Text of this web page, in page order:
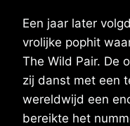
Een jaar later
vrolijke pophit
The Wild Pair. De
zij danst met een
wereldwijd een
bereikte het